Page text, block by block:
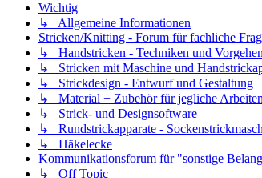
Wichtig
↳ Allgemeine Informationen
Stricken/Knitting - Forum für fachliche
↳ Handstricken - Techniken und
↳ Stricken mit Maschine und
↳ Strickdesign - Entwurf und Gestaltung
↳ Material + Zubehör für jegliche
↳ Strick- und Designsoftware
↳ Rundstrickapparate -
↳ Häkelecke
Kommunikationsforum für "sonstige
↳ Off Topic